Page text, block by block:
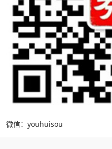
微信：youhuisou